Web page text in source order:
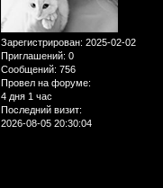
Зарегистрирован: 2025-02-02
Приглашений: 0
Сообщений: 756
Провел на форуме:
4 дня 1 час
Последний визит:
2026-08-05 20:30:04